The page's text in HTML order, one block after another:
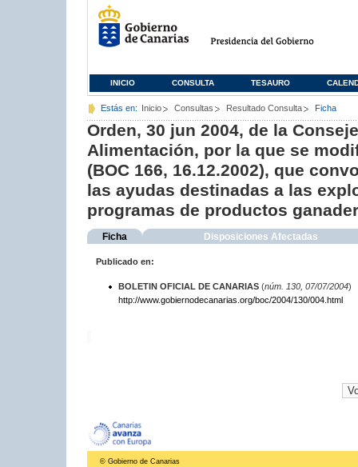
INICIO CONSULTA TESAURO
Estás en: Inicio Consultas Resultado Consulta Ficha
Orden, 30 jun 2004, de la
Alimentación, por la que se
(BOC 166, 16.12.2002), que
las ayudas destinadas a las
programas de productos
Ficha Disposiciones Afectadas
Publicado en:
BOLETIN OFICIAL DE CANARIAS(núm. 130, 07/07/2004)
http://www.gobiernodecanarias.org/boc/2004/130/004.html
© Gobierno de Canarias